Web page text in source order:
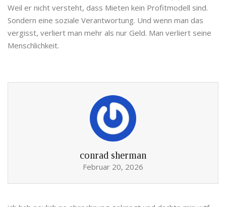
Weil er nicht versteht, dass Mieten kein Profitmodell sind.
Sondern eine soziale Verantwortung. Und wenn man das
vergisst, verliert man mehr als nur Geld. Man verliert seine
Menschlichkeit.
conrad sherman
Februar 20, 2026